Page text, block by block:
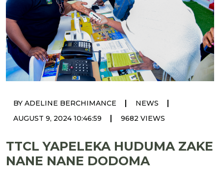
BY ADELINE BERCHIMANCE | NEWS |
AUGUST 9, 2024 10:46:59 | 9682 VIEWS
TTCL YAPELEKA HUDUMA ZAKE
NANE NANE DODOMA